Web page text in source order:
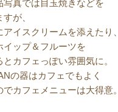
写真では目玉焼きなどを
が、
イスクリームを添えたり、
イップ＆フルーツを
とカフェっぽい雰囲気に。
の器はカフェでもよく
カフェメニューは大得意。